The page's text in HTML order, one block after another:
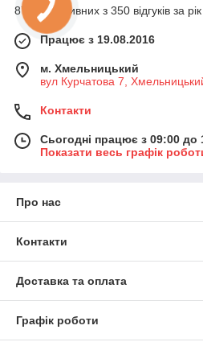
87% позитивних з 350 відгуків за рік
Працює з 19.08.2016
м. Хмельницький
вул Курчатова 7,
Контакти
Сьогодні працює з 09:00 до
Показати весь графік
Про нас
Контакти
Доставка та оплата
Графік роботи